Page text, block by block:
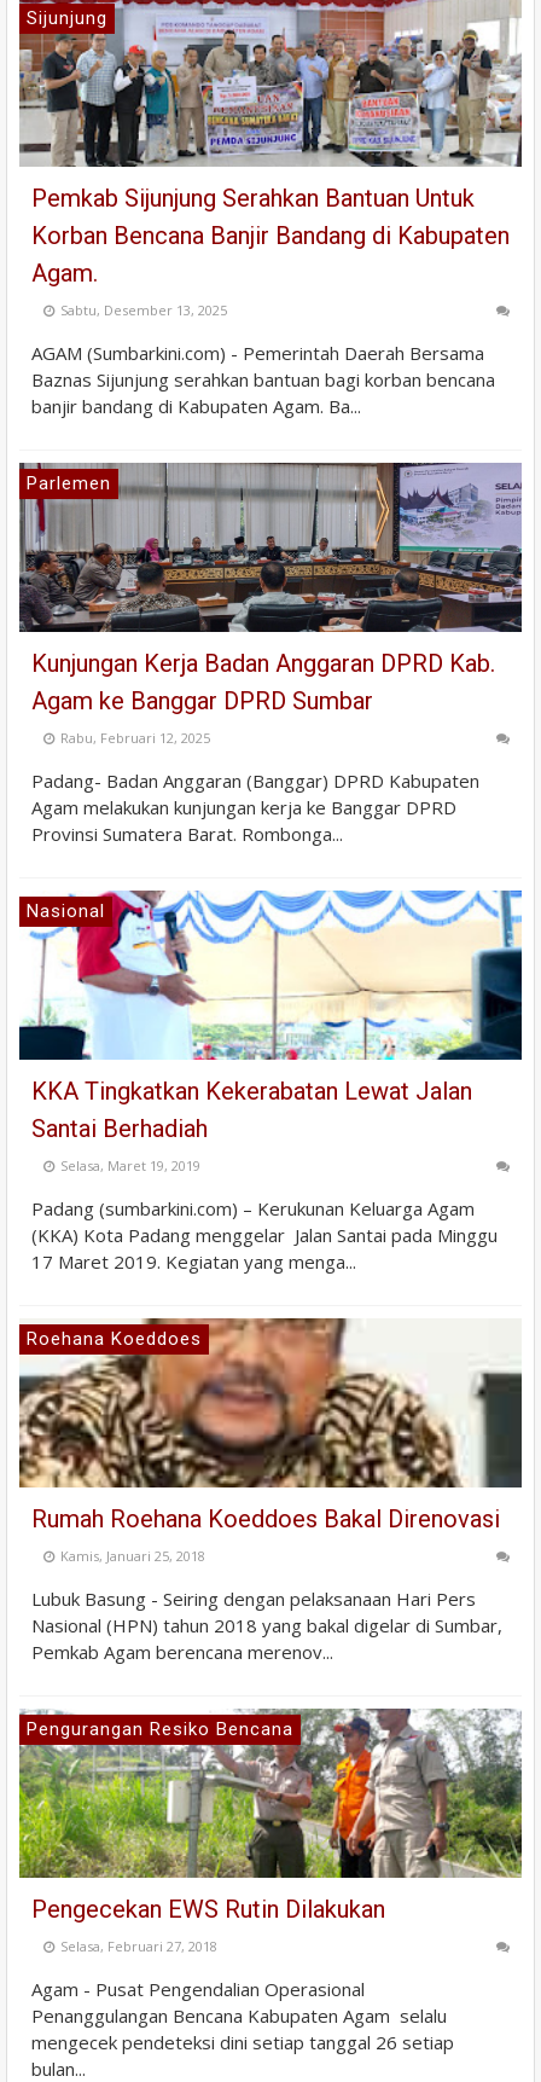
Sijunjung
Pemkab Sijunjung Serahkan Bantuan Untuk
Korban Bencana Banjir Bandang di Kabupaten
Agam.
Sabtu, Desember 13, 2025
AGAM (Sumbarkini.com) - Pemerintah Daerah Bersama
Baznas Sijunjung serahkan bantuan bagi korban bencana
banjir bandang di Kabupaten Agam. Ba...
Parlemen
Kunjungan Kerja Badan Anggaran DPRD Kab.
Agam ke Banggar DPRD Sumbar
Rabu, Februari 12, 2025
Padang- Badan Anggaran (Banggar) DPRD Kabupaten
Agam melakukan kunjungan kerja ke Banggar DPRD
Provinsi Sumatera Barat. Rombonga...
Nasional
KKA Tingkatkan Kekerabatan Lewat Jalan
Santai Berhadiah
Selasa, Maret 19, 2019
Padang (sumbarkini.com) – Kerukunan Keluarga Agam
(KKA) Kota Padang menggelar Jalan Santai pada Minggu
17 Maret 2019. Kegiatan yang menga...
Roehana Koeddoes
Rumah Roehana Koeddoes Bakal Direnovasi
Kamis, Januari 25, 2018
Lubuk Basung - Seiring dengan pelaksanaan Hari Pers
Nasional (HPN) tahun 2018 yang bakal digelar di Sumbar,
Pemkab Agam berencana merenov...
Pengurangan Resiko Bencana
Pengecekan EWS Rutin Dilakukan
Selasa, Februari 27, 2018
Agam - Pusat Pengendalian Operasional
Penanggulangan Bencana Kabupaten Agam selalu
mengecek pendeteksi dini setiap tanggal 26 setiap
bulan...